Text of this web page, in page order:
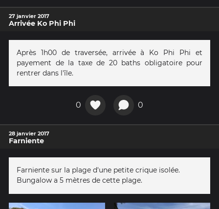
27 janvier 2017
Arrivée Ko Phi Phi
Après 1h00 de traversée, arrivée à Ko Phi Phi et
payement de la taxe de 20 baths obligatoire pour
rentrer dans l'île.
0 0
28 janvier 2017
Farniente
Farniente sur la plage d'une petite crique isolée.
Bungalow a 5 mètres de cette plage.